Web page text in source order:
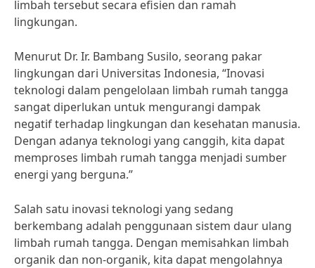
limbah tersebut secara efisien dan ramah
lingkungan.
Menurut Dr. Ir. Bambang Susilo, seorang pakar
lingkungan dari Universitas Indonesia, “Inovasi
teknologi dalam pengelolaan limbah rumah tangga
sangat diperlukan untuk mengurangi dampak
negatif terhadap lingkungan dan kesehatan manusia.
Dengan adanya teknologi yang canggih, kita dapat
memproses limbah rumah tangga menjadi sumber
energi yang berguna.”
Salah satu inovasi teknologi yang sedang
berkembang adalah penggunaan sistem daur ulang
limbah rumah tangga. Dengan memisahkan limbah
organik dan non-organik, kita dapat mengolahnya